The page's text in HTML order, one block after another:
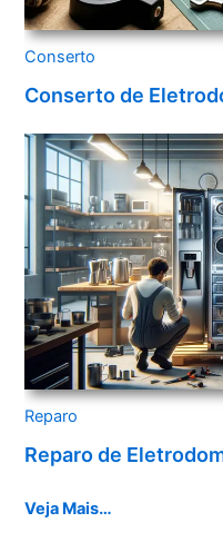
Conserto
Conserto de
Reparo
Reparo de
Veja Mais…